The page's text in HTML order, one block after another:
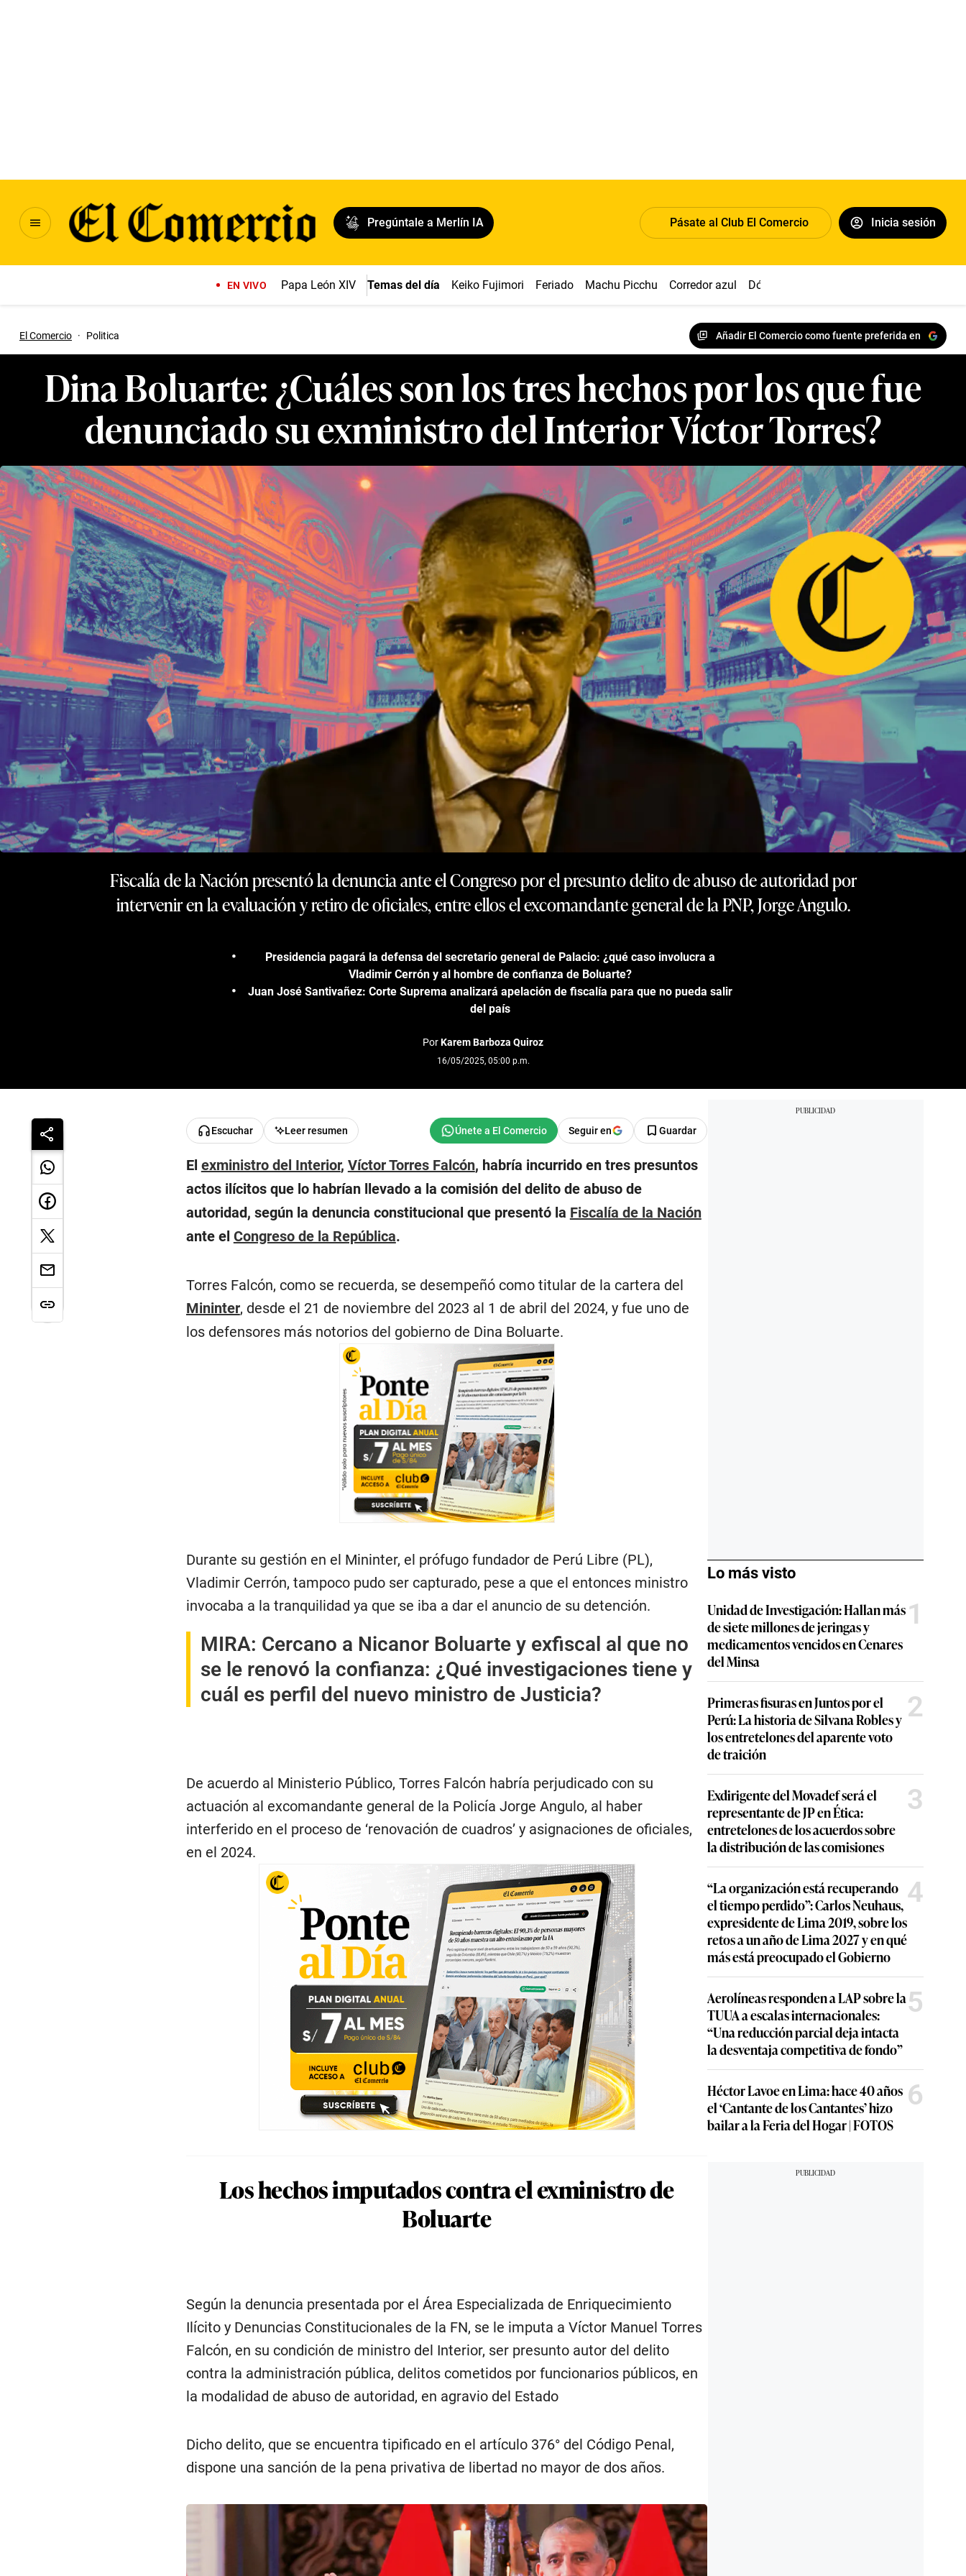
Pregúntale a Merlín IA Pásate al Club El Comercio Inicia sesión
EN VIVO Papa León XIV Temas del día Keiko Fujimori Feriado Machu Picchu Corredor azul Dólar
El Comercio · Politica Añadir El Comercio como fuente preferida en
Dina Boluarte: ¿Cuáles son los tres hechos por los que fue
denunciado su exministro del Interior Víctor Torres?
Fiscalía de la Nación presentó la denuncia ante el Congreso por el presunto delito de abuso de autoridad por
intervenir en la evaluación y retiro de oficiales, entre ellos el excomandante general de la PNP, Jorge Angulo.
Presidencia pagará la defensa del secretario general de Palacio: ¿qué caso involucra a
Vladimir Cerrón y al hombre de confianza de Boluarte?
Juan José Santivañez: Corte Suprema analizará apelación de fiscalía para que no pueda salir
del país
PorKarem Barboza Quiroz
16/05/2025, 05:00 p.m.
Escuchar Leer resumen Seguir en Guardar
El exministro del Interior, Víctor Torres Falcón, habría incurrido en tres presuntos
actos ilícitos que lo habrían llevado a la comisión del delito de abuso de
autoridad, según la denuncia constitucional que presentó la Fiscalía de la Nación
ante el Congreso de la República.
Torres Falcón, como se recuerda, se desempeñó como titular de la cartera del
Mininter, desde el 21 de noviembre del 2023 al 1 de abril del 2024, y fue uno de
los defensores más notorios del gobierno de Dina Boluarte.
Durante su gestión en el Mininter, el prófugo fundador de Perú Libre (PL),
Vladimir Cerrón, tampoco pudo ser capturado, pese a que el entonces ministro
invocaba a la tranquilidad ya que se iba a dar el anuncio de su detención.
MIRA: Cercano a Nicanor Boluarte y exfiscal al que no
se le renovó la confianza: ¿Qué investigaciones tiene y
cuál es perfil del nuevo ministro de Justicia?
De acuerdo al Ministerio Público, Torres Falcón habría perjudicado con su
actuación al excomandante general de la Policía Jorge Angulo, al haber
interferido en el proceso de ‘renovación de cuadros’ y asignaciones de oficiales,
en el 2024.
Los hechos imputados contra el exministro de
Boluarte
Según la denuncia presentada por el Área Especializada de Enriquecimiento
Ilícito y Denuncias Constitucionales de la FN, se le imputa a Víctor Manuel Torres
Falcón, en su condición de ministro del Interior, ser presunto autor del delito
contra la administración pública, delitos cometidos por funcionarios públicos, en
la modalidad de abuso de autoridad, en agravio del Estado
Dicho delito, que se encuentra tipificado en el artículo 376° del Código Penal,
dispone una sanción de la pena privativa de libertad no mayor de dos años.
Lo más visto
Unidad de Investigación: Hallan más
de siete millones de jeringas y
medicamentos vencidos en Cenares
del Minsa
1
Primeras fisuras en Juntos por el
Perú: La historia de Silvana Robles y
los entretelones del aparente voto
de traición
2
Exdirigente del Movadef será el
representante de JP en Ética:
entretelones de los acuerdos sobre
la distribución de las comisiones
3
“La organización está recuperando
el tiempo perdido”: Carlos Neuhaus,
expresidente de Lima 2019, sobre los
retos a un año de Lima 2027 y en qué
más está preocupado el Gobierno
4
Aerolíneas responden a LAP sobre la
TUUA a escalas internacionales:
“Una reducción parcial deja intacta
la desventaja competitiva de fondo”
5
Héctor Lavoe en Lima: hace 40 años
el ‘Cantante de los Cantantes’ hizo
bailar a la Feria del Hogar | FOTOS
6